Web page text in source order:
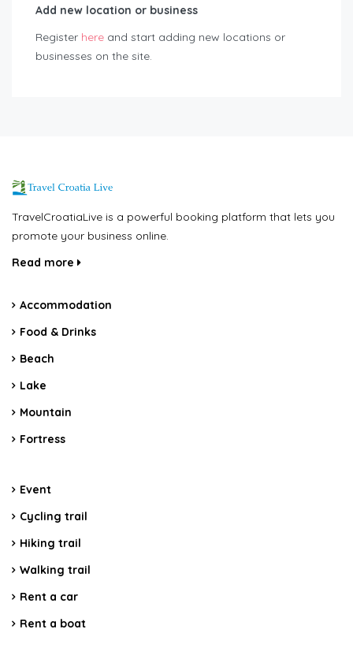
Add new location or business
Register here and start adding new locations or
businesses on the site.
TravelCroatiaLive is a powerful booking platform that lets you
promote your business online.
Read more
Accommodation
Food & Drinks
Beach
Lake
Mountain
Fortress
Event
Cycling trail
Hiking trail
Walking trail
Rent a car
Rent a boat